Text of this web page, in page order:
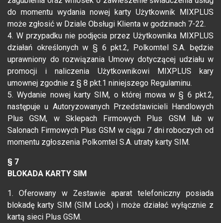
do momentu wydania nowej karty Użytkownik MIXPLUS
może zgłosić w Dziale Obsługi Klienta w godzinach 7-22.
4. W przypadku nie podjęcia przez Użytkownika MIXPLUS
działań określonych w § 6 pkt.2, Polkomtel S.A. będzie
uprawniony do rozwiązania Umowy dotyczącej udziału w
promocji i naliczenia Użytkownikowi MIXPLUS kary
umownej zgodnie z § 8 pkt.1 niniejszego Regulaminu.
5. Wydanie nowej karty SIM, o której mowa w § 6 pkt.2,
następuje u Autoryzowanych Przedstawicieli Handlowych
Plus GSM, w Sklepach Firmowych Plus GSM lub w
Salonach Firmowych Plus GSM w ciągu 7 dni roboczych od
momentu zgłoszenia Polkomtel S.A. utraty karty SIM.
§ 7
BLOKADA KARTY SIM
1. Oferowany w Zestawie aparat telefoniczny posiada
blokadę karty SIM (SIM Lock) i może działać wyłącznie z
kartą sieci Plus GSM.